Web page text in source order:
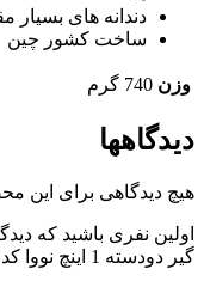
دندانه های بسیار
ساخت کشور چین
وزن 740 گرم
دیدگاهها
هیچ دیدگاهی برای این
اولین نفری باشید که
گیر دودسته 1 اینچ نووا کد 5003”